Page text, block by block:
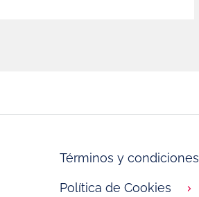
Términos y condiciones
Política de Cookies